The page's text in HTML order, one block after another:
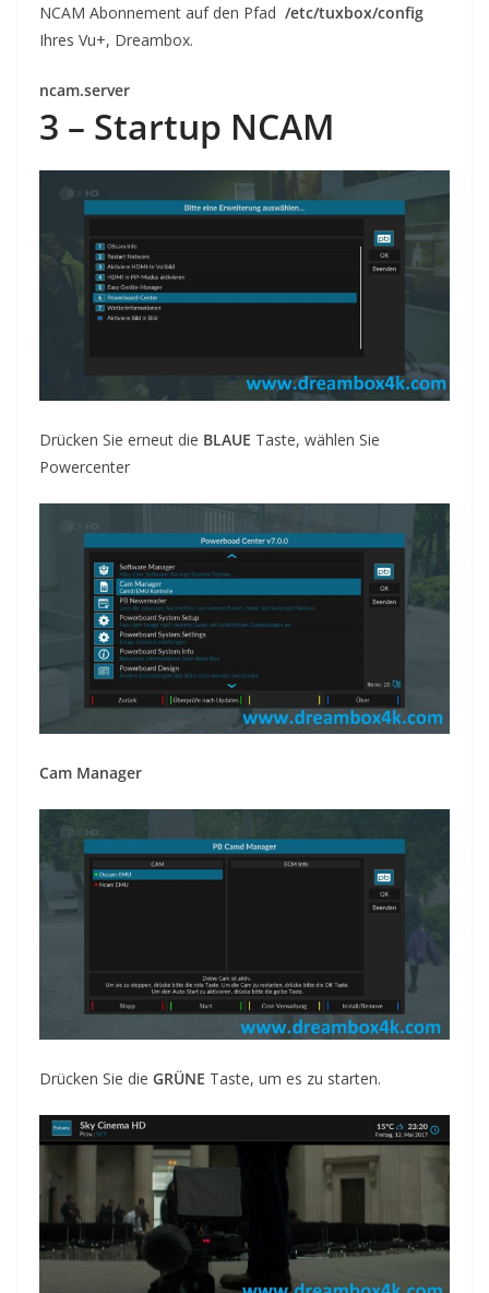
NCAM Abonnement auf den Pfad /etc/tuxbox/config
Ihres Vu+, Dreambox.
ncam.server
3 – Startup NCAM
Drücken Sie erneut die BLAUE Taste, wählen Sie
Powercenter
Cam Manager
Drücken Sie die GRÜNE Taste, um es zu starten.